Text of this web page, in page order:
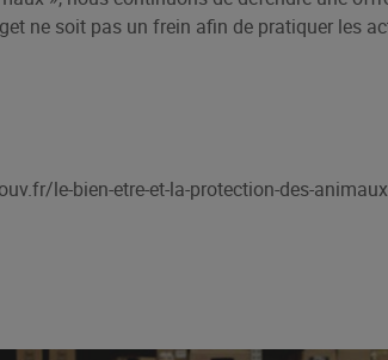
ne soit pas un frein afin de pratiquer les
le-bien-etre-et-la-protection-des-